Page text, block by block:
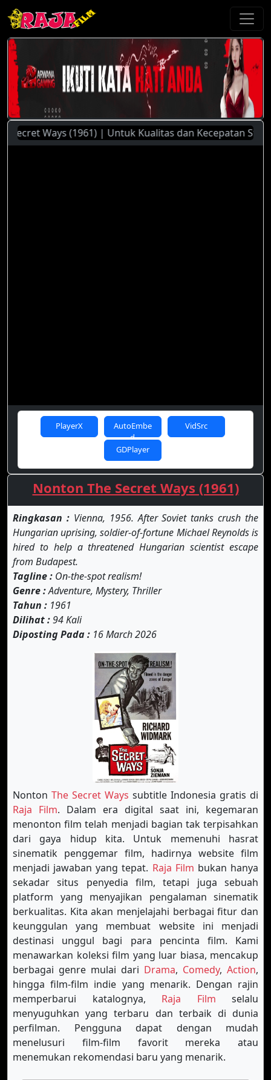
Ways (1961) | Untuk Kualitas dan Kecepatan
PlayerX
AutoEmbe
d
VidSrc
GDPlayer
Nonton The Secret Ways (1961)
Ringkasan :Vienna, 1956. After Soviet tanks crush the
Hungarian uprising, soldier-of-fortune Michael Reynolds is
hired to help a threatened Hungarian scientist escape
from Budapest.
Tagline : On-the-spot realism!
Genre :Adventure, Mystery, Thriller
Tahun : 1961
Dilihat :94 Kali
Diposting Pada : 16 March 2026
Nonton The Secret Ways subtitle Indonesia gratis di
Raja Film. Dalam era digital saat ini, kegemaran
menonton film telah menjadi bagian tak terpisahkan
dari gaya hidup kita. Untuk memenuhi hasrat
sinematik penggemar film, hadirnya website film
menjadi jawaban yang tepat. Raja Film bukan hanya
sekadar situs penyedia film, tetapi juga sebuah
platform yang menyajikan pengalaman sinematik
berkualitas. Kita akan menjelajahi berbagai fitur dan
keunggulan yang membuat website ini menjadi
destinasi unggul bagi para pencinta film. Kami
menawarkan koleksi film yang luar biasa, mencakup
berbagai genre mulai dari Drama, Comedy, Action,
hingga film-film indie yang menarik. Dengan rajin
memperbarui katalognya, Raja Film selalu
menyuguhkan yang terbaru dan terbaik di dunia
perfilman. Pengguna dapat dengan mudah
menelusuri film-film favorit mereka atau
menemukan rekomendasi baru yang menarik.